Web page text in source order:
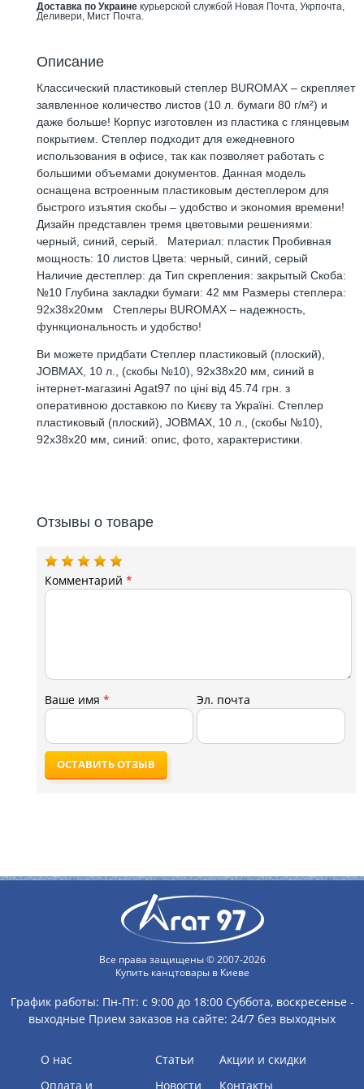
Доставка по Украине курьерской службой Новая Почта, Укрпочта,
Деливери, Мист Почта.
Описание
Классический пластиковый степлер BUROMAX – скрепляет
заявленное количество листов (10 л. бумаги 80 г/м²) и
даже больше! Корпус изготовлен из пластика с глянцевым
покрытием. Степлер подходит для ежедневного
использования в офисе, так как позволяет работать с
большими объемами документов. Данная модель
оснащена встроенным пластиковым дестеплером для
быстрого изъятия скобы – удобство и экономия времени!
Дизайн представлен тремя цветовыми решениями:
черный, синий, серый. Материал: пластик Пробивная
мощность: 10 листов Цвета: черный, синий, серый
Наличие дестеплер: да Тип скрепления: закрытый Скоба:
№10 Глубина закладки бумаги: 42 мм Размеры степлера:
92х38х20мм Степлеры BUROMAX – надежность,
функциональность и удобство!
Ви можете придбати Степлер пластиковый (плоский),
JOBMAX, 10 л., (скобы №10), 92x38x20 мм, синий в
інтернет-магазині Agat97 по ціні від 45.74 грн. з
оперативною доставкою по Києву та Україні. Степлер
пластиковый (плоский), JOBMAX, 10 л., (скобы №10),
92x38x20 мм, синий: опис, фото, характеристики.
Отзывы о товаре
Комментарий*
Ваше имя* Эл. почта
ОСТАВИТЬ ОТЗЫВ
Все права защищены © 2007-2026
Купить канцтовары в Киеве
График работы: Пн-Пт: с 9:00 до 18:00Суббота, воскресенье -
выходные Прием заказов на сайте: 24/7 без выходных
О нас
Оплата и
Статьи
Новости
Акции и скидки
Контакты